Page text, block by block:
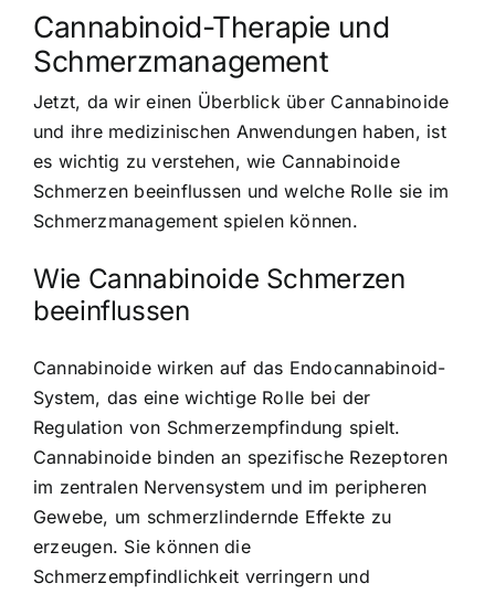
Cannabinoid-Therapie und
Schmerzmanagement
Jetzt, da wir einen Überblick über Cannabinoide
und ihre medizinischen Anwendungen haben, ist
es wichtig zu verstehen, wie Cannabinoide
Schmerzen beeinflussen und welche Rolle sie im
Schmerzmanagement spielen können.
Wie Cannabinoide Schmerzen
beeinflussen
Cannabinoide wirken auf das Endocannabinoid-
System, das eine wichtige Rolle bei der
Regulation von Schmerzempfindung spielt.
Cannabinoide binden an spezifische Rezeptoren
im zentralen Nervensystem und im peripheren
Gewebe, um schmerzlindernde Effekte zu
erzeugen. Sie können die
Schmerzempfindlichkeit verringern und